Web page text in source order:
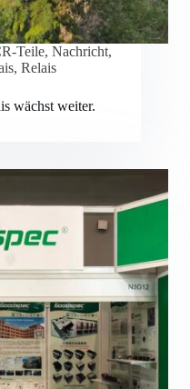
Teile, Nachricht,
, Relais
wächst weiter.